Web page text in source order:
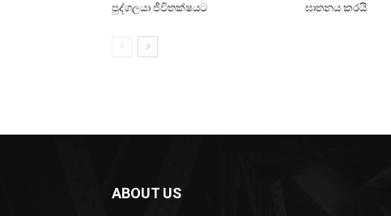
පුද්ගලයා ජීවිතක්ෂයට
ඝාතනය කරයි
ABOUT US